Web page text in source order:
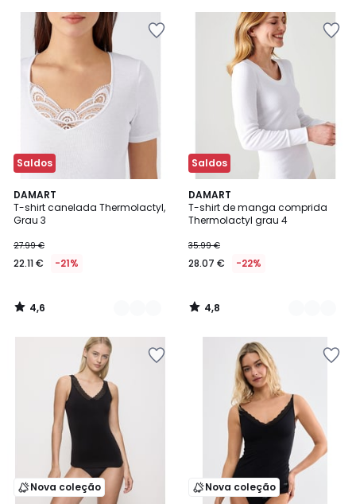
Saldos
DAMART
T-shirt canelada Thermolactyl,
Grau 3
27.99 €
22.11 € -21%
4,6
/ 5
2
Cores
4,6
/
Saldos
DAMART
T-shirt de manga comprida
Thermolactyl grau 4
35.99 €
28.07 € -22%
4,8
/ 5
2
Cores
4,8
/
Nova coleção Nova coleção